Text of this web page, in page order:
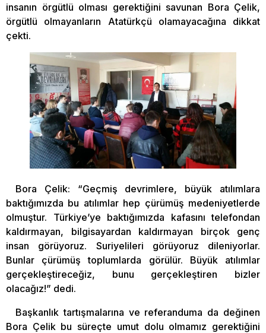
insanın örgütlü olması gerektiğini savunan Bora Çelik,
örgütlü olmayanların Atatürkçü olamayacağına dikkat
çekti.
Bora Çelik: “Geçmiş devrimlere, büyük atılımlara
baktığımızda bu atılımlar hep çürümüş medeniyetlerde
olmuştur. Türkiye’ye baktığımızda kafasını telefondan
kaldırmayan, bilgisayardan kaldırmayan birçok genç
insan görüyoruz. Suriyelileri görüyoruz dileniyorlar.
Bunlar çürümüş toplumlarda görülür. Büyük atılımlar
gerçekleştireceğiz, bunu gerçekleştiren bizler
olacağız!” dedi.
Başkanlık tartışmalarına ve referanduma da değinen
Bora Çelik bu süreçte umut dolu olmamız gerektiğini